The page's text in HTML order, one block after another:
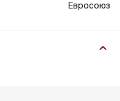
Евросоюз